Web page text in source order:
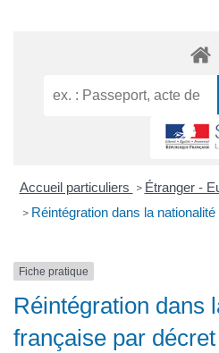
Accueil particuliers > Étranger -
> Réintégration dans la
Fiche pratique
Réintégration dans
française par décret